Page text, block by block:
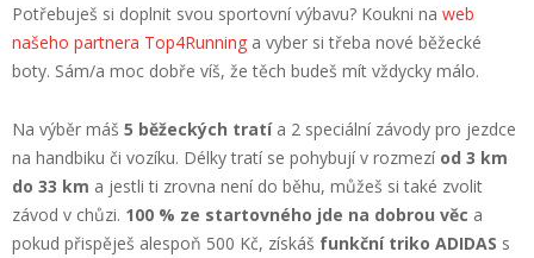
Potřebuješ si doplnit svou sportovní výbavu? Koukni na web
našeho partnera Top4Running a vyber si třeba nové běžecké
boty. Sám/a moc dobře víš, že těch budeš mít vždycky málo.
Na výběr máš 5 běžeckých tratía 2 speciální závody pro jezdce
na handbiku či vozíku. Délky tratí se pohybují v rozmezí od 3 km
do 33 km a jestli ti zrovna není do běhu, můžeš si také zvolit
závod v chůzi. 100 % ze startovného jde na dobrou věc a
pokud přispěješ alespoň 500 Kč, získáš funkční triko ADIDAS s